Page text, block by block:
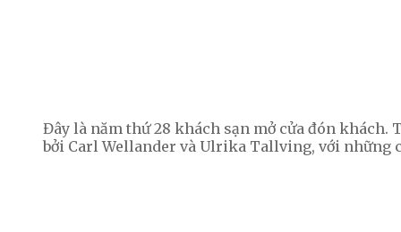
Đây là năm thứ 28 khách sạn mở cửa đón khách.
bởi Carl Wellander và Ulrika Tallving, với những